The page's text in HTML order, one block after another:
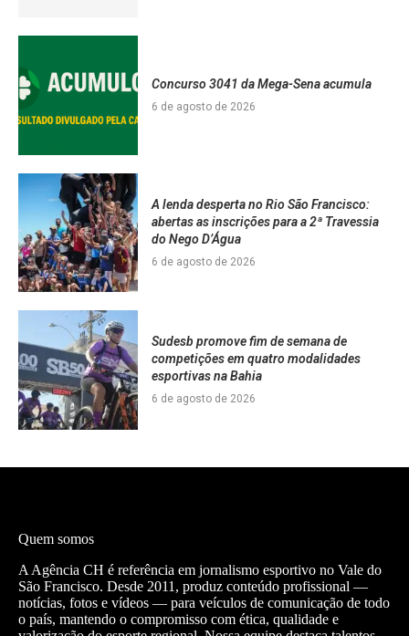
Concurso 3041 da Mega-Sena acumula
6 de agosto de 2026
A lenda desperta no Rio São Francisco:
abertas as inscrições para a 2ª Travessia
do Nego D’Água
6 de agosto de 2026
Sudesb promove fim de semana de
competições em quatro modalidades
esportivas na Bahia
6 de agosto de 2026
Quem somos
A Agência CH é referência em jornalismo esportivo no Vale do
São Francisco. Desde 2011, produz conteúdo profissional —
notícias, fotos e vídeos — para veículos de comunicação de todo
o país, mantendo o compromisso com ética, qualidade e